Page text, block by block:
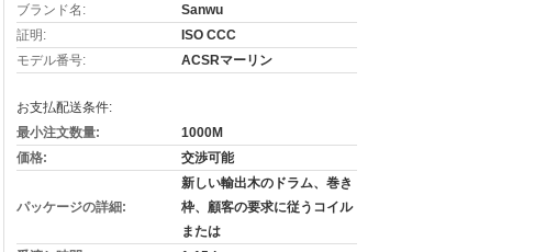
ブランド名:
Sanwu
証明:
ISO CCC
モデル番号:
ACSRマーリン
お支払配送条件:
最小注文数量:
1000M
価格:
交渉可能
パッケージの詳細:
新しい輸出木のドラム、巻き
枠、顧客の要求に従うコイル
または